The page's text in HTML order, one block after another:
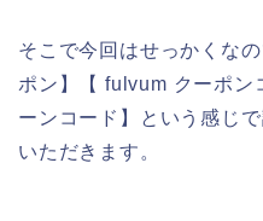
そこで今回はせっかくな
ポン】【 fulvum クーポ
ーンコード】という感じ
いただきます。